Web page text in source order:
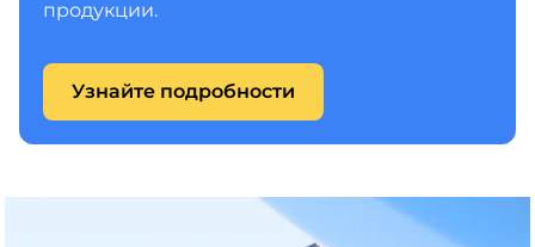
продукции.
Узнайте подробности